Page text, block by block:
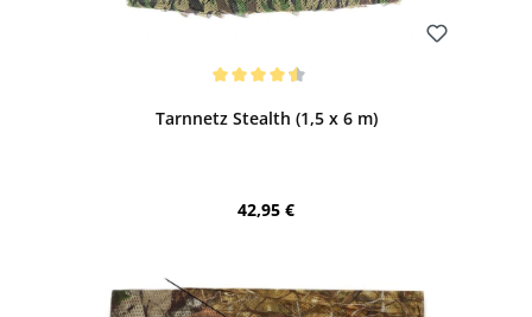
Tarnnetz Stealth (1,5 x 6 m)
Regulärer Preis:
42,95 €